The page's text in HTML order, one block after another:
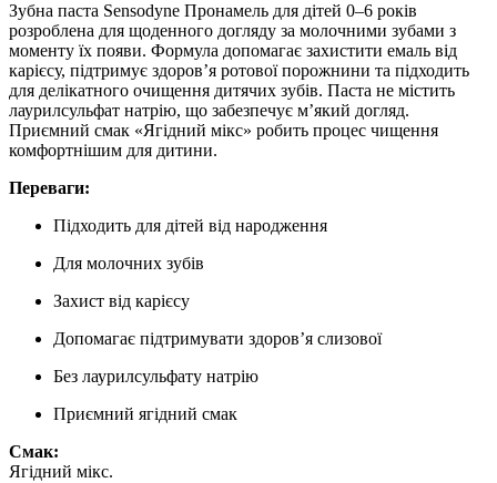
Зубна паста Sensodyne Пронамель для дітей 0–6 років
розроблена для щоденного догляду за молочними зубами з
моменту їх появи. Формула допомагає захистити емаль від
карієсу, підтримує здоров’я ротової порожнини та підходить
для делікатного очищення дитячих зубів. Паста не містить
лаурилсульфат натрію, що забезпечує м’який догляд.
Приємний смак «Ягідний мікс» робить процес чищення
комфортнішим для дитини.
Переваги:
Підходить для дітей від народження
Для молочних зубів
Захист від карієсу
Допомагає підтримувати здоров’я слизової
Без лаурилсульфату натрію
Приємний ягідний смак
Смак:
Ягідний мікс.